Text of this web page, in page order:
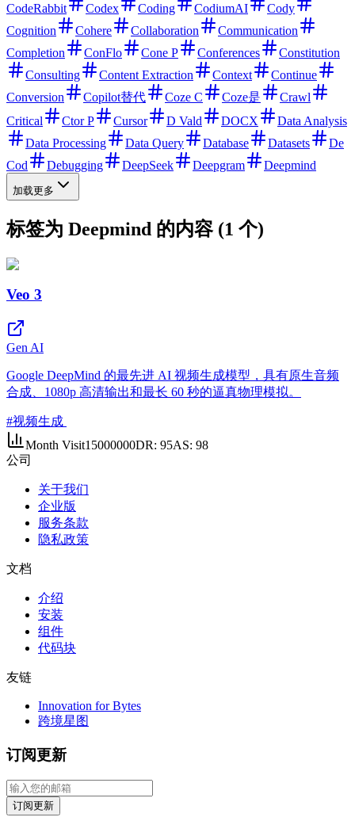
CodeRabbit
Codex Coding CodiumAI
Cody
Cognition
Cohere Collaboration
Communication
Completion
ConFlo Cone P Conferences
Constitution
Consulting
Content Extraction Context
Continue
Conversion
Copilot替代 Coze C Coze是
Crawl
Critical
Ctor P Cursor D Vald DOCX
Data Analysis
Data Processing
Data Query Database Datasets
De
Cod
Debugging DeepSeek Deepgram Deepmind
加载更多
标签为 Deepmind 的内容 (1 个)
Veo 3
Gen AI
Google DeepMind 的最先进 AI 视频生成模型，具有原生音频
合成、1080p 高清输出和最长 60 秒的逼真物理模拟。
#视频生成
Month Visit15000000DR: 95AS: 98
公司
关于我们
企业版
服务条款
隐私政策
文档
介绍
安装
组件
代码块
友链
Innovation for Bytes
跨境星图
订阅更新
订阅更新